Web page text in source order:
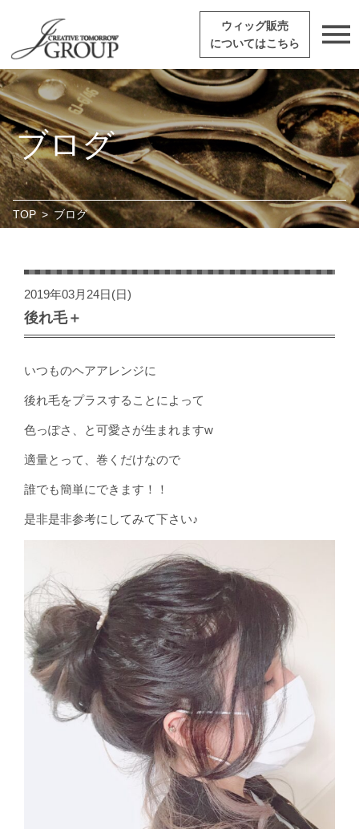
ウィッグ販売
についてはこちら
ブログ
TOP > ブログ
2019年03月24日(日)
後れ毛＋
いつものヘアアレンジに
後れ毛をプラスすることによって
色っぽさ、と可愛さが生まれますw
適量とって、巻くだけなので
誰でも簡単にできます！！
是非是非参考にしてみて下さい♪